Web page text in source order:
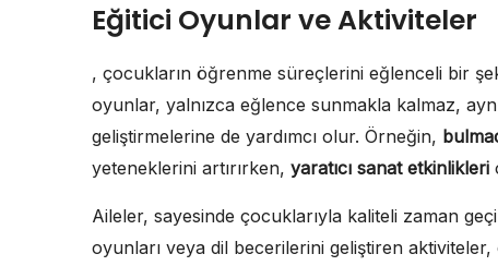
Eğitici Oyunlar ve Aktiviteler
, çocukların öğrenme süreçlerini eğlenceli bir
oyunlar, yalnızca eğlence sunmakla kalmaz,
geliştirmelerine de yardımcı olur. Örneğin,
yeteneklerini artırırken, yaratıcı sanat etkinlikleri
Aileler, sayesinde çocuklarıyla kaliteli zaman
oyunları veya dil becerilerini geliştiren